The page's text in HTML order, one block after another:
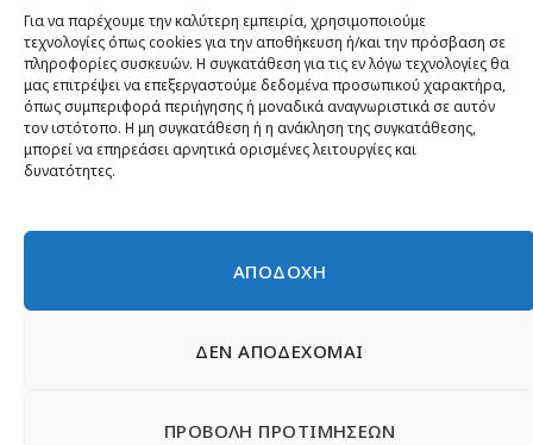
Για να παρέχουμε την καλύτερη εμπειρία, χρησιμοποιούμε
τεχνολογίες όπως cookies για την αποθήκευση ή/και την πρόσβαση σε
πληροφορίες συσκευών. Η συγκατάθεση για τις εν λόγω τεχνολογίες θα
μας επιτρέψει να επεξεργαστούμε δεδομένα προσωπικού χαρακτήρα,
όπως συμπεριφορά περιήγησης ή μοναδικά αναγνωριστικά σε αυτόν
τον ιστότοπο. Η μη συγκατάθεση ή η ανάκληση της συγκατάθεσης,
μπορεί να επηρεάσει αρνητικά ορισμένες λειτουργίες και
δυνατότητες.
ΑΠΟΔΟΧΗ
ΔΕΝ ΑΠΟΔΕΧΟΜΑΙ
ΠΡΟΒΟΛΗ ΠΡΟΤΙΜΗΣΕΩΝ
Θέσεις
Πρόσωπα
Όργανα και ομάδες
Βίντεο
Δελτία Τύπου
© 2026 Νίκη
Έντυπα
Εγγραφή μέλους Γίνε φίλος